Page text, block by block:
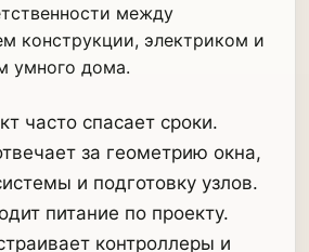
между
конструкции, электриком и
умного дома.
часто спасает сроки.
за геометрию окна,
и подготовку узлов.
питание по проекту.
контроллеры и